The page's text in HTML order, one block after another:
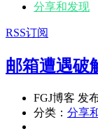
分享和发现
RSS订阅
邮箱遭遇破
FGJ博客 发
分类： 分享